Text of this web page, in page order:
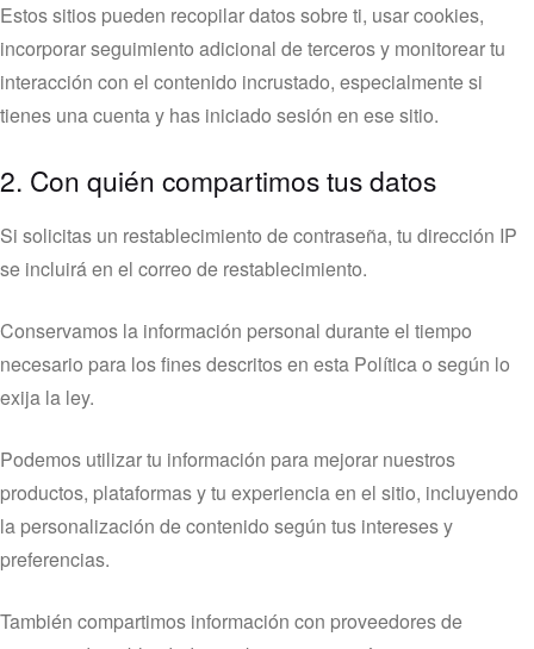
Estos sitios pueden recopilar datos sobre ti, usar cookies,
incorporar seguimiento adicional de terceros y monitorear tu
interacción con el contenido incrustado, especialmente si
tienes una cuenta y has iniciado sesión en ese sitio.
2. Con quién compartimos tus datos
Si solicitas un restablecimiento de contraseña, tu dirección IP
se incluirá en el correo de restablecimiento.
Conservamos la información personal durante el tiempo
necesario para los fines descritos en esta Política o según lo
exija la ley.
Podemos utilizar tu información para mejorar nuestros
productos, plataformas y tu experiencia en el sitio, incluyendo
la personalización de contenido según tus intereses y
preferencias.
También compartimos información con proveedores de